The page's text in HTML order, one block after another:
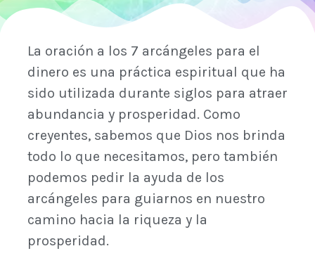
La oración a los 7 arcángeles para el
dinero es una práctica espiritual que ha
sido utilizada durante siglos para atraer
abundancia y prosperidad. Como
creyentes, sabemos que Dios nos brinda
todo lo que necesitamos, pero también
podemos pedir la ayuda de los
arcángeles para guiarnos en nuestro
camino hacia la riqueza y la
prosperidad.